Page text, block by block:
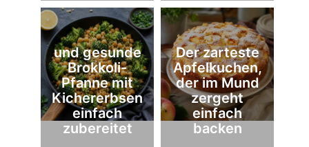
und gesunde
Brokkoli-
Pfanne mit
Kichererbsen
einfach
zubereitet
Der zarteste
Apfelkuchen,
der im Mund
zergeht
einfach
backen